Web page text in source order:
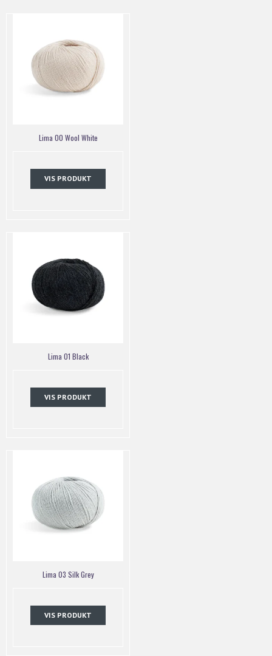
Lima 00 Wool White
VIS PRODUKT
Lima 01 Black
VIS PRODUKT
Lima 03 Silk Grey
VIS PRODUKT